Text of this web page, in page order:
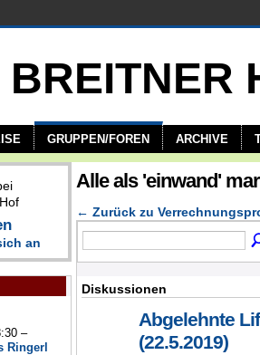
GRUPPEN/FOREN ARCHIVE
an
–
Ringerl
Alle als 'einwand'
← Zurück zu
Diskussionen
Abgelehnte
(22.5.2019)